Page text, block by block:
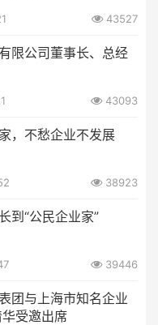
43527
限公司董事长、总经
43093
，不愁企业不发展
38923
到“公民企业家”
39446
团与上海市知名企业
受邀出席